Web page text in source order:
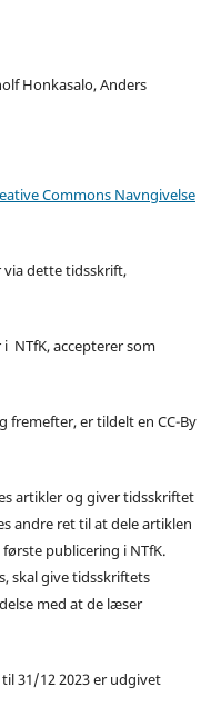
Honkasalo, Anders
Commons Navngivelse
dette tidsskrift,
NTfK, accepterer som
fremefter, er tildelt en CC-By
artikler og giver tidsskriftet
andre ret til at dele artiklen
publicering i NTfK.
skal give tidsskriftets
med at de læser
31/12 2023 er udgivet